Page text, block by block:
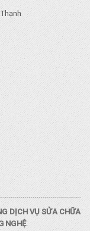
DỊCH VỤ SỬA CHỮA
NGHỆ